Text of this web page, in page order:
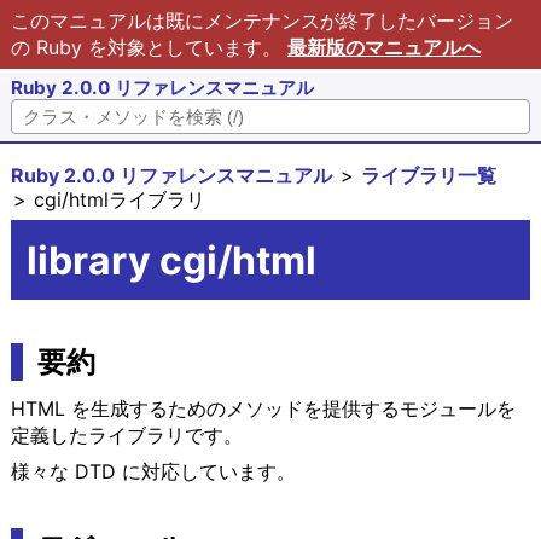
このマニュアルは既にメンテナンスが終了したバージョン
の Ruby を対象としています。 最新版のマニュアルへ
Ruby 2.0.0 リファレンスマニュアル
Ruby 2.0.0 リファレンスマニュアル
ライブラリ一覧
cgi/htmlライブラリ
library cgi/html
要約
HTML を生成するためのメソッドを提供するモジュールを
定義したライブラリです。
様々な DTD に対応しています。